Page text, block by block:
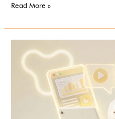
Read More »
propia:
ejercer
herramientas